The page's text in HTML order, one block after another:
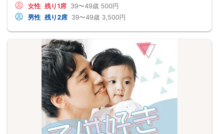
女性 残り1席 39〜49歳 500円
男性 残り2席 39〜49歳 3,500円